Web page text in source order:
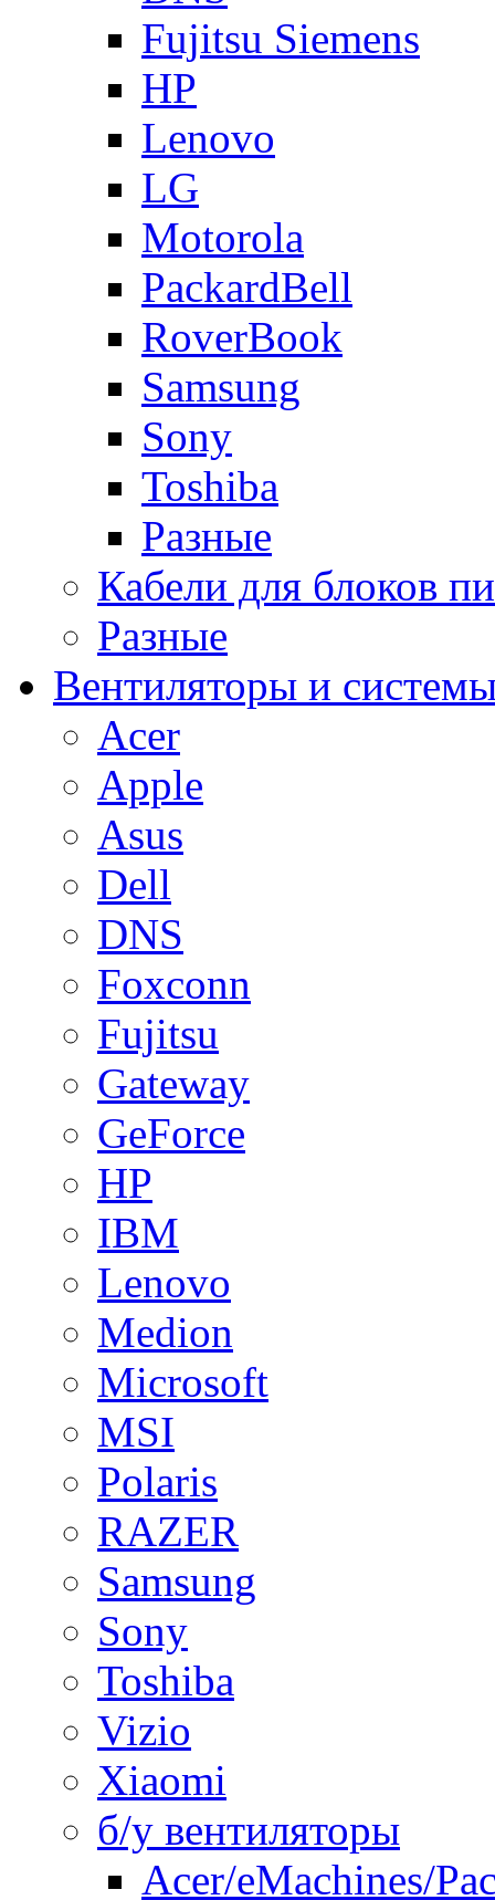
Fujitsu Siemens
HP
Lenovo
LG
Motorola
PackardBell
RoverBook
Samsung
Sony
Toshiba
Разные
Кабели для блоков
Разные
Вентиляторы и
Acer
Apple
Asus
Dell
DNS
Foxconn
Fujitsu
Gateway
GeForce
HP
IBM
Lenovo
Medion
Microsoft
MSI
Polaris
RAZER
Samsung
Sony
Toshiba
Vizio
Xiaomi
б/у вентиляторы
Acer/eMachines/